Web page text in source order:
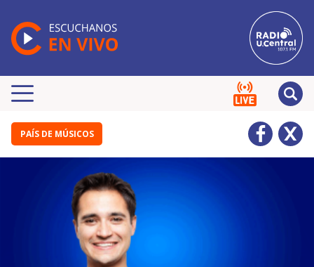
PAÍS DE MÚSICOS